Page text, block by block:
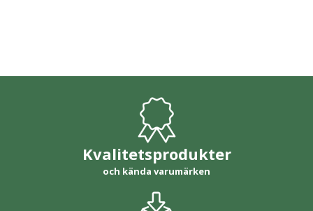
Kvalitetsprodukter
och kända varumärken